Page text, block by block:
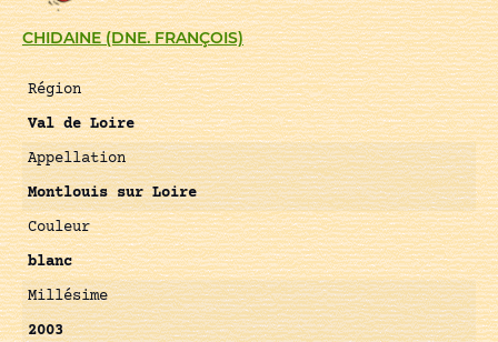
CHIDAINE (DNE. FRANÇOIS)
Région
Val de Loire
Appellation
Montlouis sur Loire
Couleur
blanc
Millésime
2003